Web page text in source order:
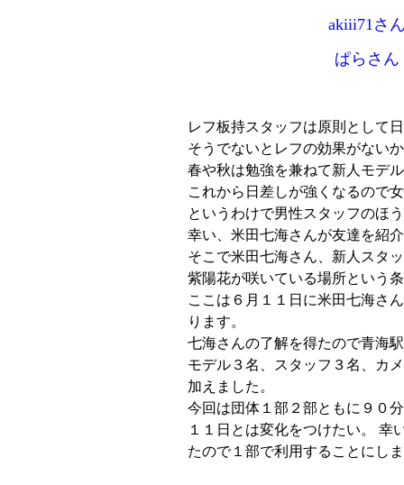
akiii71さ
ぱらさん
レフ板持スタッフは原則として
そうでないとレフの効果がない
春や秋は勉強を兼ねて新人モデ
これから日差しが強くなるので
というわけで男性スタッフのほ
幸い、米田七海さんが友達を紹
そこで米田七海さん、新人スタ
紫陽花が咲いている場所という
ここは６月１１日に米田七海さ
ります。
七海さんの了解を得たので青海
モデル３名、スタッフ３名、カ
加えました。
今回は団体１部２部ともに９０
１１日とは変化をつけたい。 幸
たので１部で利用することにし